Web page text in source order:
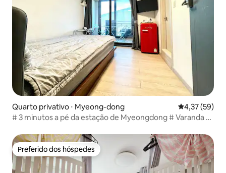
Quarto privativo ⋅ Myeong-dong 4,37 de uma
4,37 (59)
# 3 minutos a pé da estação de Myeongdong # Varanda #
Preferido dos hóspedes
Preferido dos hóspedes